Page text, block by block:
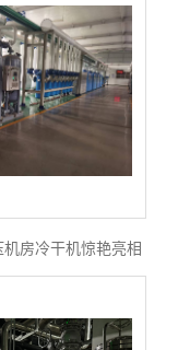
房冷干机惊艳亮相